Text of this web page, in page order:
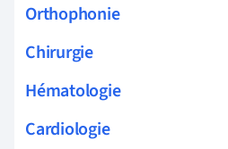
Orthophonie
Chirurgie
Hématologie
Cardiologie